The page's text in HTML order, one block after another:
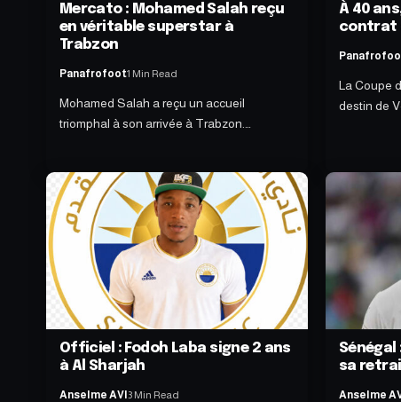
Mercato : Mohamed Salah reçu
en véritable superstar à
Trabzon
Panafrofoot1 Min Read
Mohamed Salah a reçu un accueil
triomphal à son arrivée à Trabzon.…
À 40
contrat
La Coupe
destin de
Officiel : Fodoh Laba signe 2 ans
à Al Sharjah
Anselme AVI3 Min Read
Sénégal
sa
Anselme